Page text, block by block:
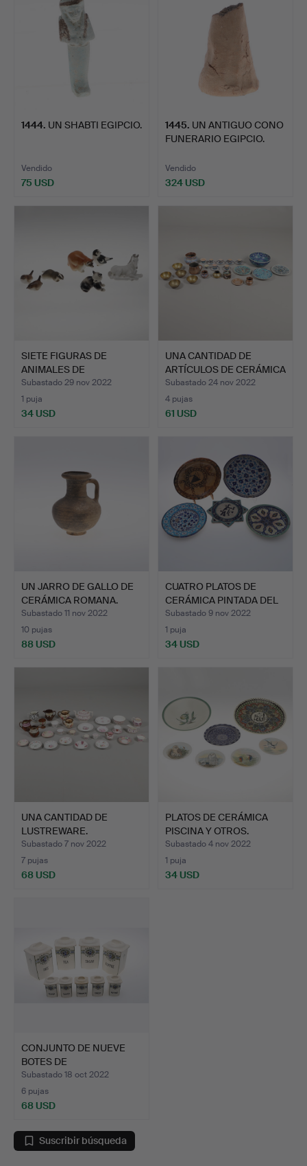
1444. UN SHABTI EGIPCIO.
Vendido
75 USD
1445. UN ANTIGUO CONO
FUNERARIO EGIPCIO.
Vendido
324 USD
SIETE FIGURAS DE
ANIMALES DE
PORCELANA DE …
Subastado 29 nov 2022
1 puja
34 USD
UNA CANTIDAD DE
ARTÍCULOS DE CERÁMICA
PALE…
Subastado 24 nov 2022
4 pujas
61 USD
UN JARRO DE GALLO DE
CERÁMICA ROMANA.
Subastado 11 nov 2022
10 pujas
88 USD
CUATRO PLATOS DE
CERÁMICA PINTADA DEL
MEDI…
Subastado 9 nov 2022
1 puja
34 USD
UNA CANTIDAD DE
LUSTREWARE.
Subastado 7 nov 2022
7 pujas
68 USD
PLATOS DE CERÁMICA
PISCINA Y OTROS.
Subastado 4 nov 2022
1 puja
34 USD
CONJUNTO DE NUEVE
BOTES DE
ALMACENAMIENTO …
Subastado 18 oct 2022
6 pujas
68 USD
Suscribir búsqueda